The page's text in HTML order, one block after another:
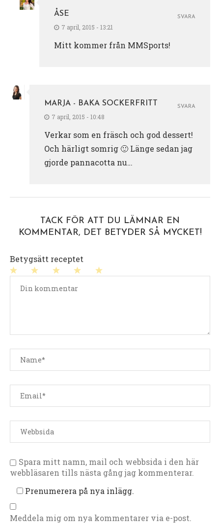
ÅSE
7 april, 2015 - 13:21
Mitt kommer från MMSports!
SVARA
MARJA - BAKA SOCKERFRITT
7 april, 2015 - 10:48
Verkar som en fräsch och god dessert!
Och härligt somrig 🙂 Länge sedan jag
gjorde pannacotta nu…
SVARA
TACK FÖR ATT DU LÄMNAR EN
KOMMENTAR, DET BETYDER SÅ MYCKET!
Betygsätt receptet
stjärnor
stjärnor
stjärnor
stjärna
Spara mitt namn, mail och webbsida i den här
webbläsaren tills nästa gång jag kommenterar.
Prenumerera på nya inlägg.
Meddela mig om nya kommentarer via e-post.